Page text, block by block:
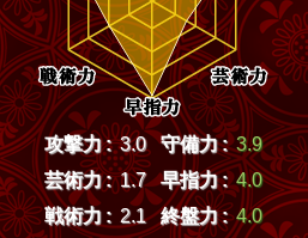
攻撃力 : 3.0 守備力 : 3.9
芸術力 : 1.7 早指力 : 4.0
戦術力 : 2.1 終盤力 : 4.0